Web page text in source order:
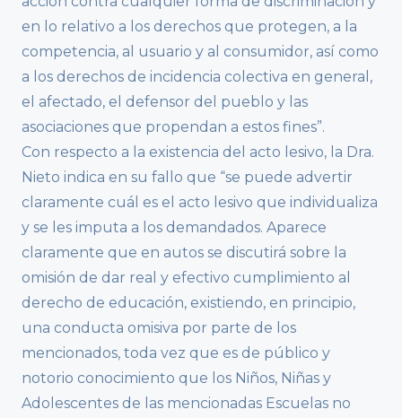
en lo relativo a los derechos que protegen, a la
competencia, al usuario y al consumidor, así como
a los derechos de incidencia colectiva en general,
el afectado, el defensor del pueblo y las
asociaciones que propendan a estos fines”.
Con respecto a la existencia del acto lesivo, la Dra.
Nieto indica en su fallo que “se puede advertir
claramente cuál es el acto lesivo que individualiza
y se les imputa a los demandados. Aparece
claramente que en autos se discutirá sobre la
omisión de dar real y efectivo cumplimiento al
derecho de educación, existiendo, en principio,
una conducta omisiva por parte de los
mencionados, toda vez que es de público y
notorio conocimiento que los Niños, Niñas y
Adolescentes de las mencionadas Escuelas no